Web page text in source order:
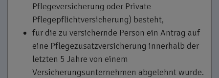
Pflegeversicherung oder Private
Pflegepflichtversicherung) besteht,
für die zu versichernde Person ein Antrag auf
eine Pflegezusatzversicherung innerhalb der
letzten 5 Jahre von einem
Versicherungsunternehmen abgelehnt wurde.